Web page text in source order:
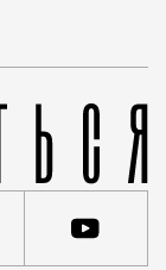
занимается